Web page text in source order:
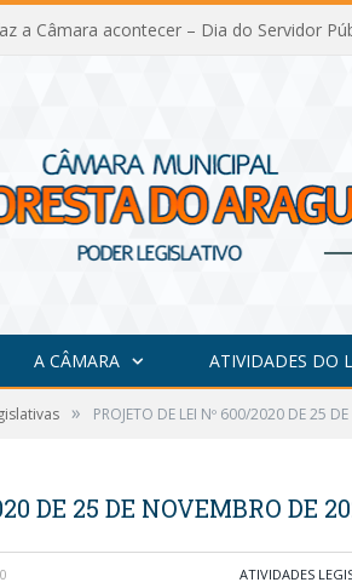
a Câmara acontecer – Dia do Servidor
A CÂMARA ATIVIDADES DO
» PROJETO DE LEI Nº 600/2020 DE 25
DE 25 DE NOVEMBRO DE
ATIVIDADES